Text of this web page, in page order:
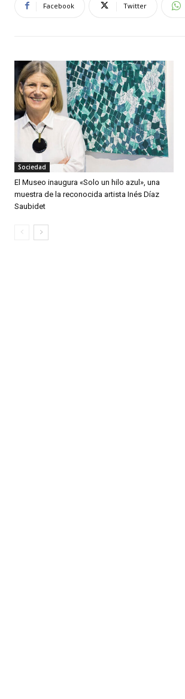
Facebook Twitter
Sociedad
El Museo inaugura «Solo un hilo azul», una
muestra de la reconocida artista Inés Díaz
Saubidet